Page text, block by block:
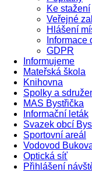
Ke stažení
Veřejné
Hlášení
GDPR
Informujeme
Mateřská škola
Knihovna
Spolky a
MAS Bystřička
Informační leták
Svazek obcí
Sportovní areál
Vodovod
Optická síť
Přihlášení